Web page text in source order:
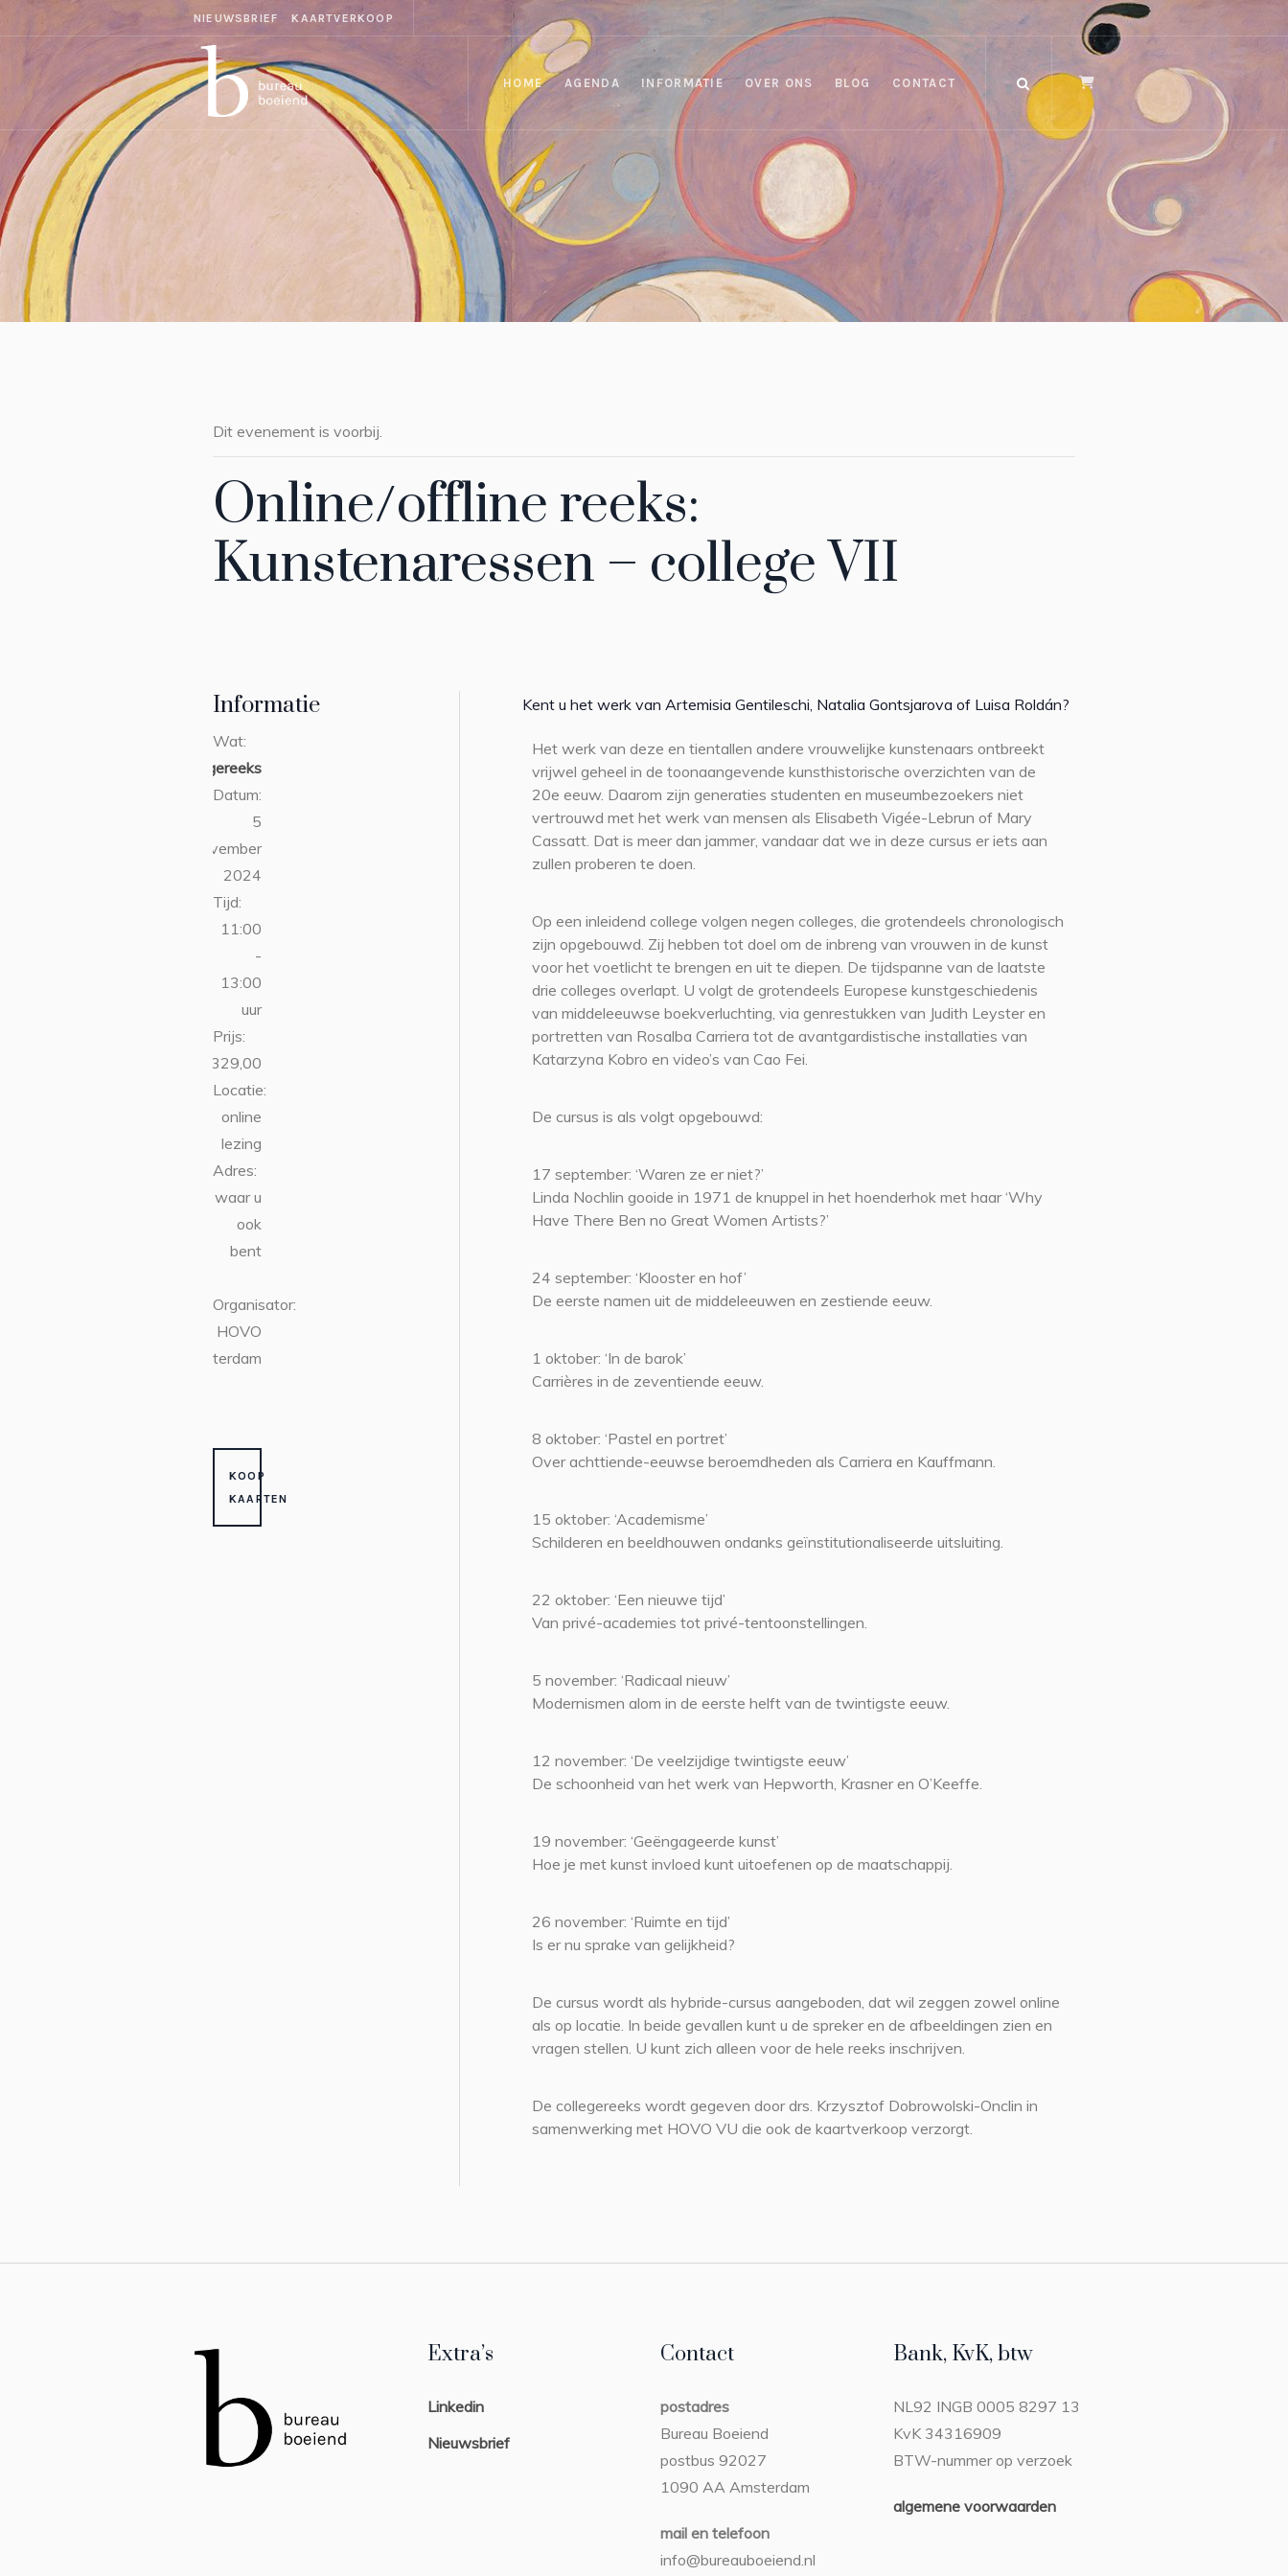
NIEUWSBRIEF KAARTVERKOOP
HOME AGENDA INFORMATIE OVER ONS BLOG CONTACT
Dit evenement is voorbij.
Online/offline reeks:
Kunstenaressen – college VII
Informatie
Wat:
collegereeks
Datum:
5
november
2024
Tijd:
11:00
-
13:00
uur
Prijs:
€329,00
Locatie:
online
lezing
Adres:
waar u
ook
bent
Organisator:
HOVO
Amsterdam
KOOP
KAARTEN
Kent u het werk van Artemisia Gentileschi, Natalia Gontsjarova of Luisa Roldán?
Het werk van deze en tientallen andere vrouwelijke kunstenaars ontbreekt
vrijwel geheel in de toonaangevende kunsthistorische overzichten van de
20e eeuw. Daarom zijn generaties studenten en museumbezoekers niet
vertrouwd met het werk van mensen als Elisabeth Vigée-Lebrun of Mary
Cassatt. Dat is meer dan jammer, vandaar dat we in deze cursus er iets aan
zullen proberen te doen.
Op een inleidend college volgen negen colleges, die grotendeels chronologisch
zijn opgebouwd. Zij hebben tot doel om de inbreng van vrouwen in de kunst
voor het voetlicht te brengen en uit te diepen. De tijdspanne van de laatste
drie colleges overlapt. U volgt de grotendeels Europese kunstgeschiedenis
van middeleeuwse boekverluchting, via genrestukken van Judith Leyster en
portretten van Rosalba Carriera tot de avantgardistische installaties van
Katarzyna Kobro en video’s van Cao Fei.
De cursus is als volgt opgebouwd:
17 september: ‘Waren ze er niet?’
Linda Nochlin gooide in 1971 de knuppel in het hoenderhok met haar ‘Why
Have There Ben no Great Women Artists?’
24 september: ‘Klooster en hof’
De eerste namen uit de middeleeuwen en zestiende eeuw.
1 oktober: ‘In de barok’
Carrières in de zeventiende eeuw.
8 oktober: ‘Pastel en portret’
Over achttiende-eeuwse beroemdheden als Carriera en Kauffmann.
15 oktober: ‘Academisme’
Schilderen en beeldhouwen ondanks geïnstitutionaliseerde uitsluiting.
22 oktober: ‘Een nieuwe tijd’
Van privé-academies tot privé-tentoonstellingen.
5 november: ‘Radicaal nieuw’
Modernismen alom in de eerste helft van de twintigste eeuw.
12 november: ‘De veelzijdige twintigste eeuw’
De schoonheid van het werk van Hepworth, Krasner en O’Keeffe.
19 november: ‘Geëngageerde kunst’
Hoe je met kunst invloed kunt uitoefenen op de maatschappij.
26 november: ‘Ruimte en tijd’
Is er nu sprake van gelijkheid?
De cursus wordt als hybride-cursus aangeboden, dat wil zeggen zowel online
als op locatie. In beide gevallen kunt u de spreker en de afbeeldingen zien en
vragen stellen. U kunt zich alleen voor de hele reeks inschrijven.
De collegereeks wordt gegeven door drs. Krzysztof Dobrowolski-Onclin in
samenwerking met HOVO VU die ook de kaartverkoop verzorgt.
Extra’s
Linkedin
Nieuwsbrief
Contact
postadres
Bureau Boeiend
postbus 92027
1090 AA Amsterdam
mail en telefoon
info@bureauboeiend.nl
Bank, KvK, btw
NL92 INGB 0005 8297 13
KvK 34316909
BTW-nummer op verzoek
algemene voorwaarden